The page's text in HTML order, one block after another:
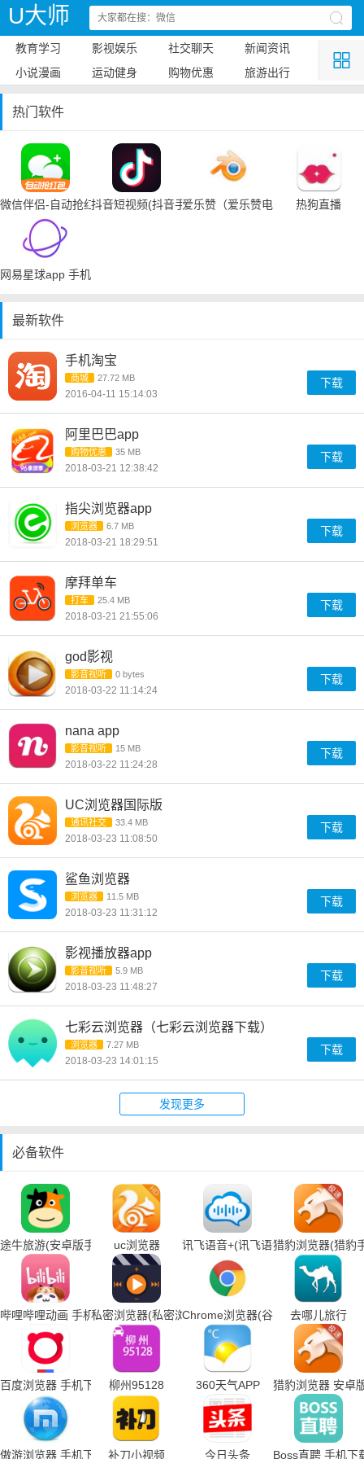
U大师
教育学习 影视娱乐 社交聊天
新闻资讯
小说漫画
运动健身 购物优惠 旅游出行
热门软件
微信伴侣-自动抢红包抖音短视频(抖音手机下载)爱乐赞（爱乐赞电脑手机下载）
热狗直播
网易星球app 手机下载
最新软件
手机淘宝
商城 27.72 MB
2016-04-11 15:14:03
下载
阿里巴巴app
购物优惠 35 MB
2018-03-21 12:38:42
下载
指尖浏览器app
浏览器 6.7 MB
2018-03-21 18:29:51
下载
摩拜单车
打车 25.4 MB
2018-03-21 21:55:06
下载
god影视
影音视听 0 bytes
2018-03-22 11:14:24
下载
nana app
影音视听 15 MB
2018-03-22 11:24:28
下载
UC浏览器国际版
通讯社交 33.4 MB
2018-03-23 11:08:50
下载
鲨鱼浏览器
浏览器 11.5 MB
2018-03-23 11:31:12
下载
影视播放器app
影音视听 5.9 MB
2018-03-23 11:48:27
下载
七彩云浏览器（七彩云浏览器下载）
浏览器 7.27 MB
2018-03-23 14:01:15
下载
发现更多
必备软件
途牛旅游(安卓版手机下载)uc浏览器 讯飞语音+(讯飞语音输入法手机下
猎豹浏览器(猎豹
哔哩哔哩动画 手机下载私密浏览器(私密浏览器手机下载)Chrome浏览器(谷歌浏览器手机下
去哪儿旅行
百度浏览器 手机下载 柳州95128 360天气APP 猎豹浏览器 安卓
傲游浏览器 手机下载 补刀小视频 今日头条 Boss直聘 手机下